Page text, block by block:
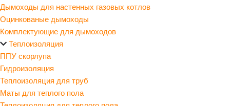
Дымоходы для настенных газовых котлов
Оцинкованые дымоходы
Комплектующие для дымоходов
Теплоизоляция
ППУ скорлупа
Гидроизоляция
Теплоизоляция для труб
Маты для теплого пола